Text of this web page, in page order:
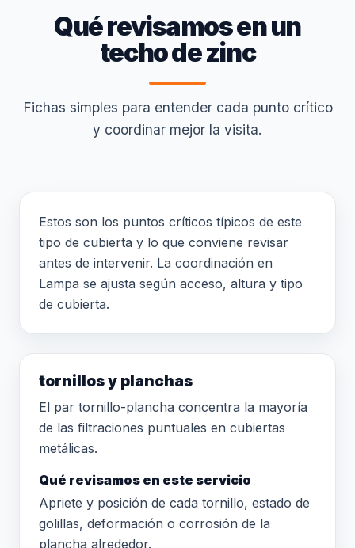
Qué revisamos en un
techo de zinc
Fichas simples para entender cada punto crítico
y coordinar mejor la visita.
Estos son los puntos críticos típicos de este
tipo de cubierta y lo que conviene revisar
antes de intervenir. La coordinación en
Lampa se ajusta según acceso, altura y tipo
de cubierta.
tornillos y planchas
El par tornillo-plancha concentra la mayoría
de las filtraciones puntuales en cubiertas
metálicas.
Qué revisamos en este servicio
Apriete y posición de cada tornillo, estado de
golillas, deformación o corrosión de la
plancha alrededor.